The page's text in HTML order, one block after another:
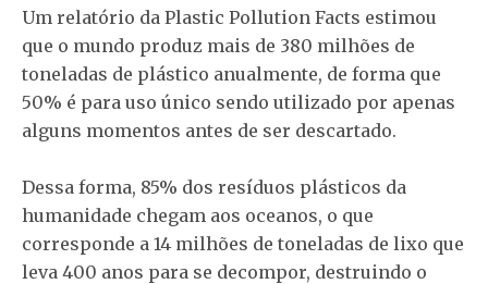
Um relatório da Plastic Pollution Facts estimou
que o mundo produz mais de 380 milhões de
toneladas de plástico anualmente, de forma que
50% é para uso único sendo utilizado por apenas
alguns momentos antes de ser descartado.
Dessa forma, 85% dos resíduos plásticos da
humanidade chegam aos oceanos, o que
corresponde a 14 milhões de toneladas de lixo que
leva 400 anos para se decompor, destruindo o